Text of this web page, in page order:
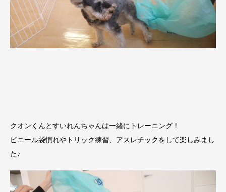
クオンくんとすいれんちゃんは一緒にトレーニング！
ビニール袋慣れやトリック練習、アスレチックをして楽しみまし
た♪